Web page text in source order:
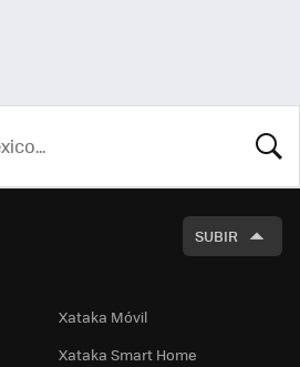
SUBIR
Xataka Móvil
Xataka Smart Home